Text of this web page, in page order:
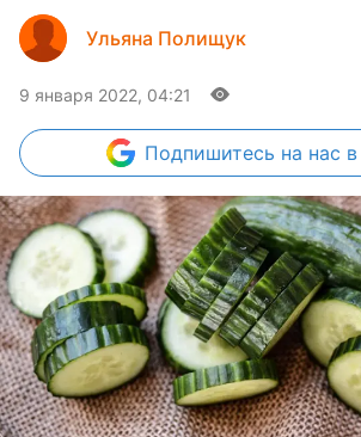
Ульяна Полищук
9 января 2022, 04:21
Подпишитесь на нас